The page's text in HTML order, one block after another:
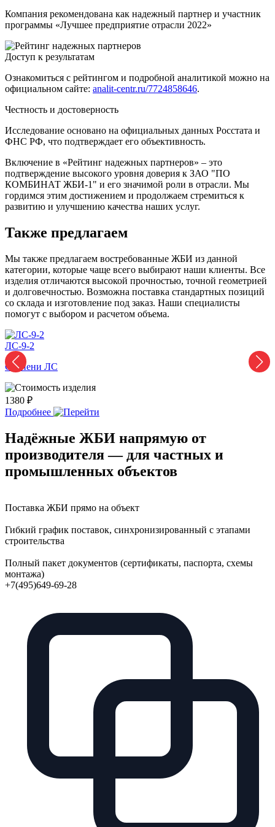
Компания рекомендована как надежный партнер и участник
программы «Лучшее предприятие отрасли 2022»
Доступ к результатам
Ознакомиться с рейтингом и подробной аналитикой можно на
официальном сайте: analit-centr.ru/7724858646.
Честность и достоверность
Исследование основано на официальных данных Росстата и
ФНС РФ, что подтверждает его объективность.
Включение в «Рейтинг надежных партнеров» – это
подтверждение высокого уровня доверия к ЗАО "ПО
КОМБИНАТ ЖБИ-1" и его значимой роли в отрасли. Мы
гордимся этим достижением и продолжаем стремиться к
развитию и улучшению качества наших услуг.
Также предлагаем
Мы также предлагаем востребованные ЖБИ из данной
категории, которые чаще всего выбирают наши клиенты. Все
изделия отличаются высокой прочностью, точной геометрией
и долговечностью. Возможна поставка стандартных позиций
со склада и изготовление под заказ. Наши специалисты
помогут с выбором и расчетом объема.
ЛС-9-2
Ступени ЛС
1380 ₽
Подробнее
Надёжные ЖБИ напрямую от
производителя — для частных и
промышленных объектов
Поставка ЖБИ прямо на объект
Гибкий график поставок, синхронизированный с этапами
строительства
Полный пакет документов (сертификаты, паспорта, схемы
монтажа)
+7(495)649-69-28